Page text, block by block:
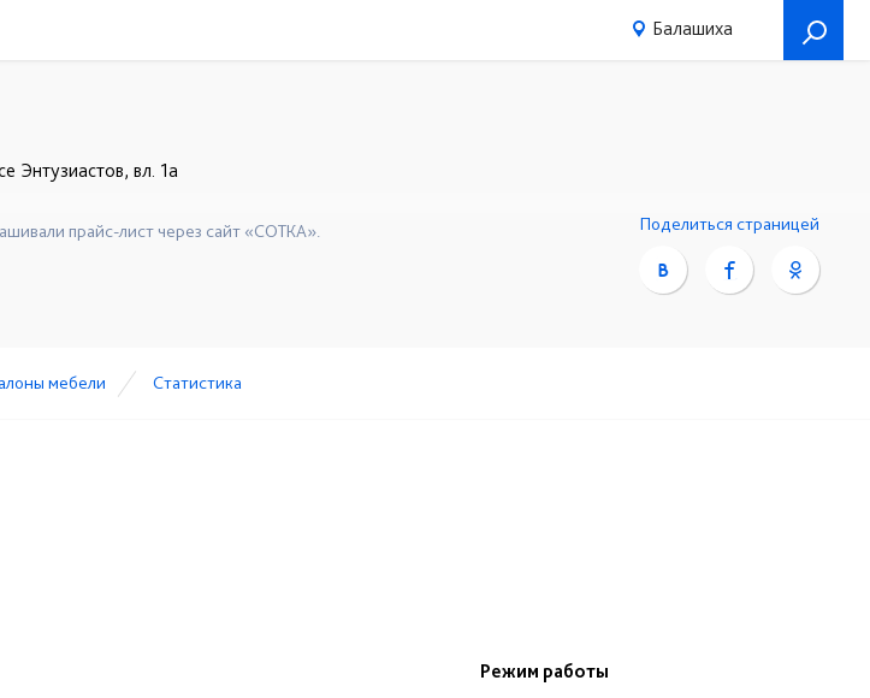
Балашиха
Энтузиастов, вл. 1а
прайс-лист через сайт «СОТКА». Поделиться страницей
мебели Статистика
Режим работы